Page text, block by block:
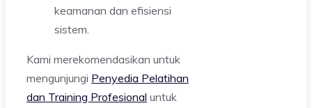
keamanan dan efisiensi
sistem.
Kami merekomendasikan untuk
mengunjungi Penyedia Pelatihan
dan Training Profesional untuk